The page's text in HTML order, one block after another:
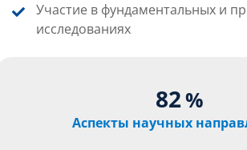
Участие в фундаментальных и
исследованиях
82%
Аспекты научных